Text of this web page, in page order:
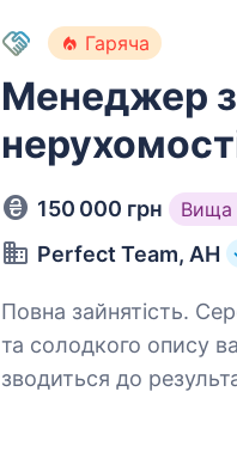
Гаряча
Менеджер
150 000 грн Вища
Perfect Team, АН
Повна зайнятість. Середня освіта. Привіт,
та солодкого опису
зводиться до